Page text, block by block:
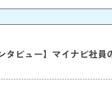
タビュー】マイナビ社